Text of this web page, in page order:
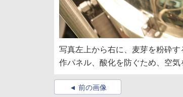
写真左上から右に、麦芽を粉砕
作パネル、酸化を防ぐため、空
前の画像